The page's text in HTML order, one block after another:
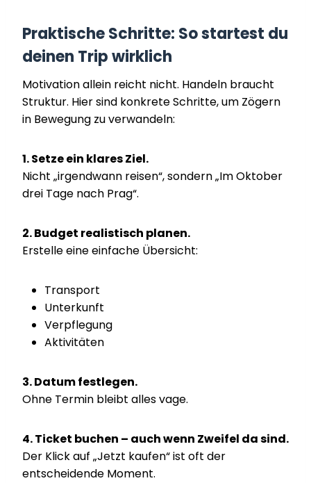
Praktische Schritte: So startest du
deinen Trip wirklich
Motivation allein reicht nicht. Handeln braucht
Struktur. Hier sind konkrete Schritte, um Zögern
in Bewegung zu verwandeln:
1. Setze ein klares Ziel.
Nicht „irgendwann reisen“, sondern „Im Oktober
drei Tage nach Prag“.
2. Budget realistisch planen.
Erstelle eine einfache Übersicht:
Transport
Unterkunft
Verpflegung
Aktivitäten
3. Datum festlegen.
Ohne Termin bleibt alles vage.
4. Ticket buchen – auch wenn Zweifel da sind.
Der Klick auf „Jetzt kaufen“ ist oft der
entscheidende Moment.